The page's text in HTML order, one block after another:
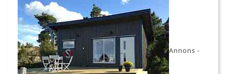
Annons -